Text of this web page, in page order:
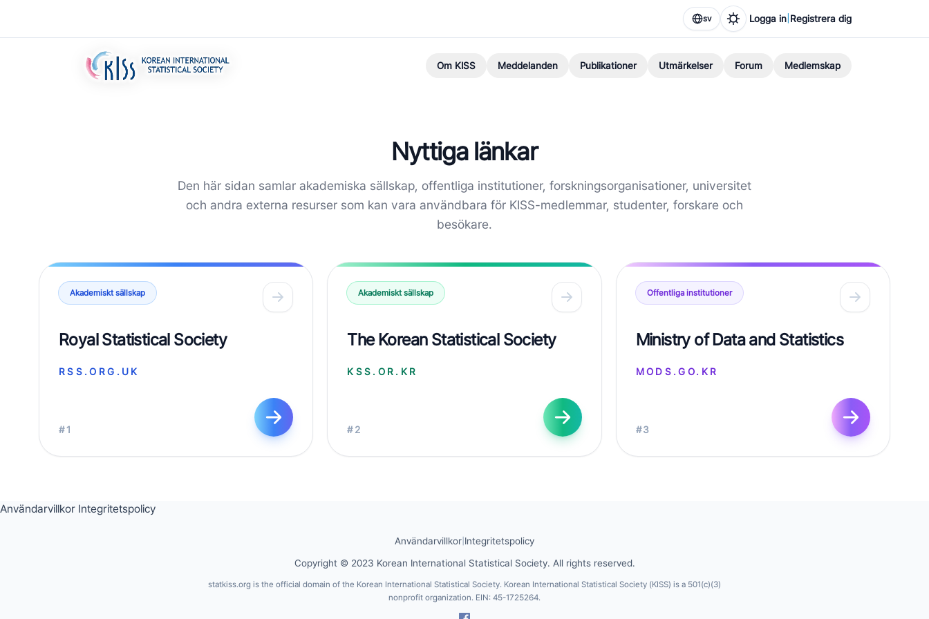
sv Logga in Registrera dig
Om KISS Meddelanden Publikationer Utmärkelser Forum Medlemskap
Nyttiga länkar
Den här sidan samlar akademiska sällskap, offentliga institutioner, forskningsorganisationer, universitet
och andra externa resurser som kan vara användbara för KISS-medlemmar, studenter, forskare och
besökare.
Akademiskt sällskap
Royal Statistical Society
RSS.ORG.UK
#1
Akademiskt sällskap
The Korean Statistical Society
KSS.OR.KR
#2
Offentliga institutioner
Ministry of Data and Statistics
MODS.GO.KR
#3
Användarvillkor Integritetspolicy
Användarvillkor Integritetspolicy
Copyright © 2023 Korean International Statistical Society. All rights reserved.
statkiss.org is the official domain of the Korean International Statistical Society. Korean International Statistical Society (KISS) is a 501(c)(3)
nonprofit organization. EIN: 45-1725264.